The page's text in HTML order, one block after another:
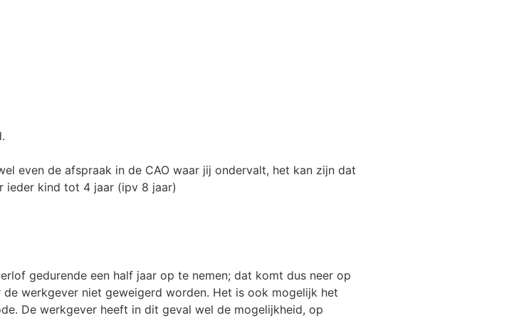
even de afspraak in de CAO waar jij ondervalt, het kan zijn dat
ieder kind tot 4 jaar (ipv 8 jaar)
gedurende een half jaar op te nemen; dat komt dus neer op
werkgever niet geweigerd worden. Het is ook mogelijk het
De werkgever heeft in dit geval wel de mogelijkheid, op